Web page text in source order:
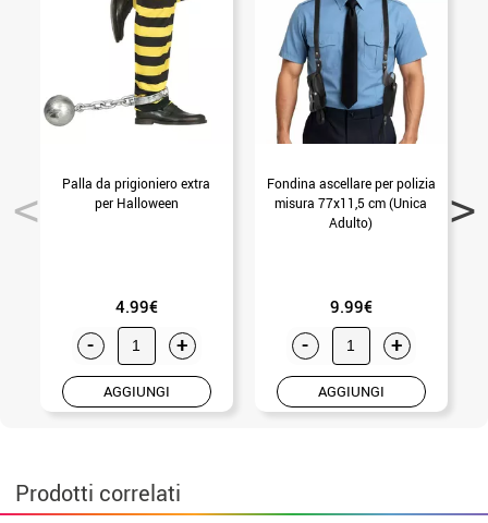
Palla da prigioniero extra
per Halloween
4.99€
- +
AGGIUNGI
Fondina ascellare per polizia
misura 77x11,5 cm (Unica
Adulto)
9.99€
- +
AGGIUNGI
Prodotti correlati